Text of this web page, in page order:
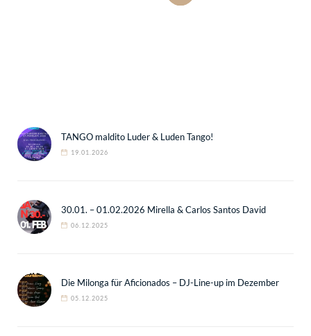
TANGO maldito Luder & Luden Tango!
19.01.2026
30.01. – 01.02.2026 Mirella & Carlos Santos David
06.12.2025
Die Milonga für Aficionados – DJ-Line-up im Dezember
05.12.2025